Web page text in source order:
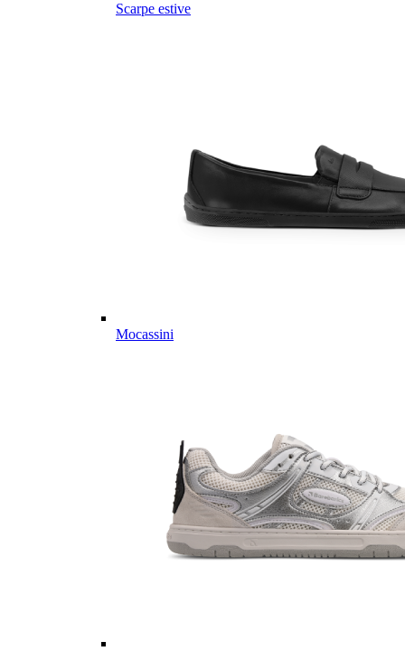
Scarpe estive
Mocassini